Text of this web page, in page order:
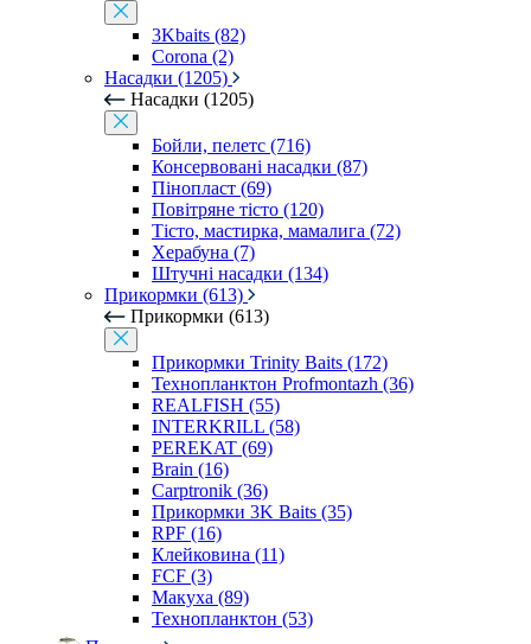
3Kbaits (82)
Corona (2)
Насадки (1205)
Насадки (1205)
Бойли, пелетс (716)
Консервовані насадки (87)
Пінопласт (69)
Повітряне тісто (120)
Тісто, мастирка, мамалига (72)
Херабуна (7)
Штучні насадки (134)
Прикормки (613)
Прикормки (613)
Прикормки Trinity Baits (172)
Технопланктон Profmontazh (36)
REALFISH (55)
INTERKRILL (58)
PEREKAT (69)
Brain (16)
Carptronik (36)
Прикормки 3K Baits (35)
RPF (16)
Клейковина (11)
FCF (3)
Макуха (89)
Технопланктон (53)